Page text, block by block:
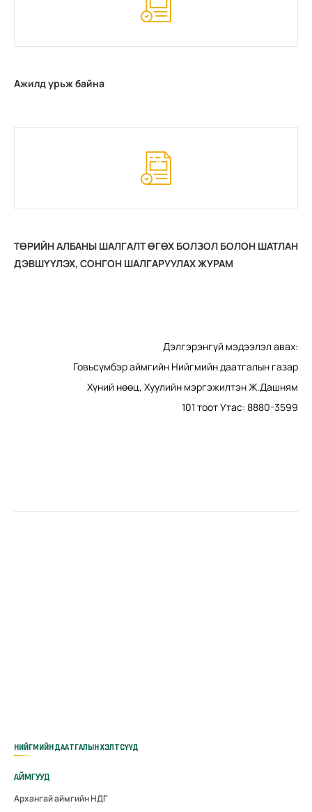
Ажилд урьж байна
ТӨРИЙН АЛБАНЫ ШАЛГАЛТ ӨГӨХ БОЛЗОЛ БОЛОН ШАТЛАН
ДЭВШҮҮЛЭХ, СОНГОН ШАЛГАРУУЛАХ ЖУРАМ
Дэлгэрэнгүй мэдээлэл авах:
Говьсүмбэр аймгийн Нийгмийн даатгалын газар
Хүний нөөц, Хуулийн мэргэжилтэн Ж.Дашням
101 тоот Утас: 8880-3599
НИЙГМИЙН ДААТГАЛЫН ХЭЛТСҮҮД
АЙМГУУД
Архангай аймгийн НДГ